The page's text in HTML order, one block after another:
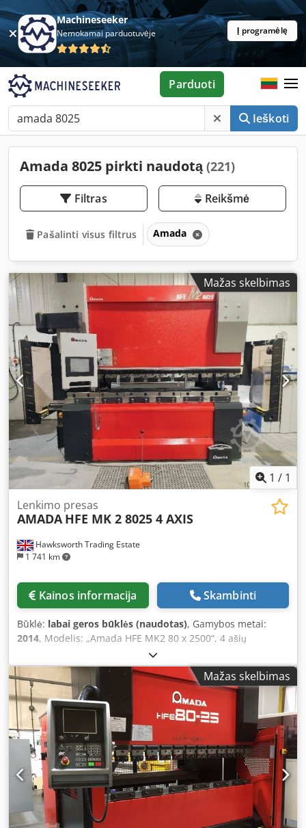
Machineseeker
Nemokamai parduotuvėje Į programėlę
Ieškoti
Parduoti
Amada 8025 pirkti naudotą(221)
Filtras Reikšmė
Pašalinti visus filtrus Amada
Mažas skelbimas
1 / 1
Hawksworth Trading Estate
1 741 km
Lenkimo presas
AMADA HFE MK 2 8025 4 AXIS
Kainos informacija Skambinti
Būklė: labai geros būklės (naudotas), Gamybos metai:
2014, Modelis: „Amada HFE MK2 80 x 2500“, 4 ašių
hidraulinis lankymo presas Gamybos metai: 2014 Talpa: 80
tonų Maksimalus lenkimo ilgis: 2500 mm Eigos ilgis: 200
mm Artėjimo greitis: 1–100 mm/s Lenkimo greitis: 1–10
mm/s Grįžimo greitis: 1–100 mm/s Alyvos talpa: 110 l
Variklio galia: 9 kW Svoris: 5600 kg Apsauga: sumontuoti
„Erwin Sick“ optiniai barjerai, šoninės ir galinės uždaros
apsaugos Matmenys: Mašinos ilgis: 3950 mm Mašinos
gylis: 2580 mm Mašinos aukštis: 2540 mm Dcjdpszmtqasfx
Ap Hek Atstumas tarp šoninių rėmų: 2125 mm Sijos plotis:
60 mm Stalo aukštis: 960 mm Atidarymo aukštis: 470 mm
Lenkimo gylis: 420 mm
Mažas skelbimas